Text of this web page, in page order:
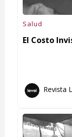
Salud
El Costo
Revista